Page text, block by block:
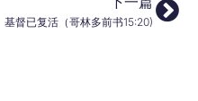
基督已复活（哥林多前书15:20)